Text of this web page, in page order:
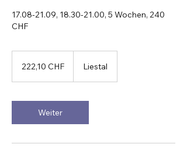
17.08-21.09, 18.30-21.00, 5 Wochen, 240
CHF
Franken
222,10 CHF Liestal
Weiter